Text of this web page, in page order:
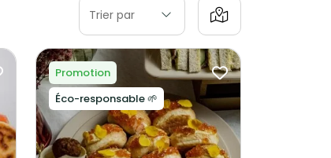
Trier par
Promotion
Éco-responsable 🌱